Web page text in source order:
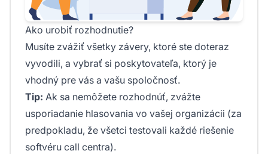
Ako urobiť rozhodnutie?
Musíte zvážiť všetky závery, ktoré ste doteraz
vyvodili, a vybrať si poskytovateľa, ktorý je
vhodný pre vás a vašu spoločnosť.
Tip: Ak sa nemôžete rozhodnúť, zvážte
usporiadanie hlasovania vo vašej organizácii (za
predpokladu, že všetci testovali každé riešenie
softvéru call centra).